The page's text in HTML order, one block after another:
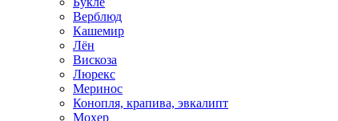
Верблюд
Кашемир
Лён
Вискоза
Люрекс
Меринос
Конопля, крапива, эвкалипт
Мохер